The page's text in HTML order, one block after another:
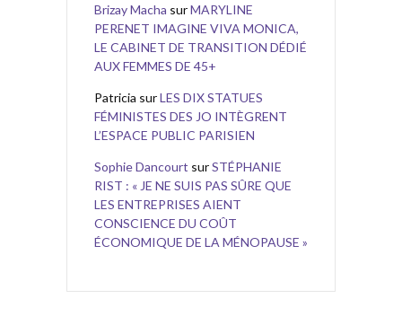
Brizay Macha surMARYLINE
PERENET IMAGINE VIVA MONICA,
LE CABINET DE TRANSITION DÉDIÉ
AUX FEMMES DE 45+
Patricia surLES DIX STATUES
FÉMINISTES DES JO INTÈGRENT
L’ESPACE PUBLIC PARISIEN
Sophie Dancourt surSTÉPHANIE
RIST : « JE NE SUIS PAS SÛRE QUE
LES ENTREPRISES AIENT
CONSCIENCE DU COÛT
ÉCONOMIQUE DE LA MÉNOPAUSE »